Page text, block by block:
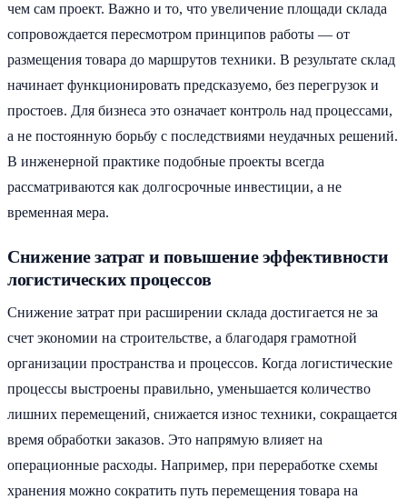
чем сам проект. Важно и то, что увеличение площади склада
сопровождается пересмотром принципов работы — от
размещения товара до маршрутов техники. В результате склад
начинает функционировать предсказуемо, без перегрузок и
простоев. Для бизнеса это означает контроль над процессами,
а не постоянную борьбу с последствиями неудачных решений.
В инженерной практике подобные проекты всегда
рассматриваются как долгосрочные инвестиции, а не
временная мера.
Снижение затрат и повышение эффективности
логистических процессов
Снижение затрат при расширении склада достигается не за
счет экономии на строительстве, а благодаря грамотной
организации пространства и процессов. Когда логистические
процессы выстроены правильно, уменьшается количество
лишних перемещений, снижается износ техники, сокращается
время обработки заказов. Это напрямую влияет на
операционные расходы. Например, при переработке схемы
хранения можно сократить путь перемещения товара на